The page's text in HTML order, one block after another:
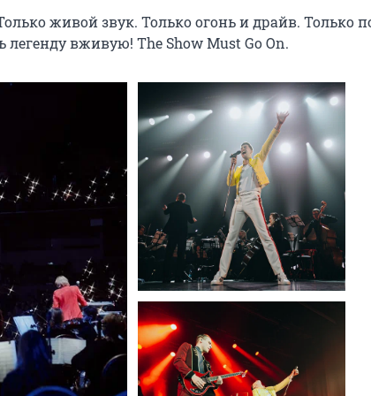
живой звук. Только огонь и драйв. Только
вживую! The Show Must Go On.